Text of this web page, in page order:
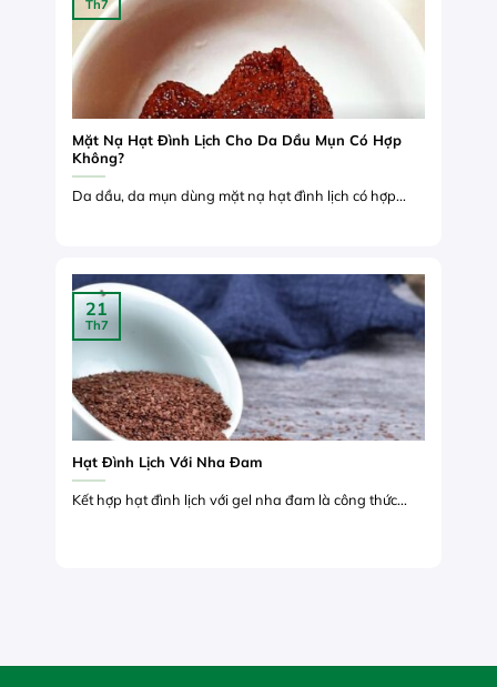
Mặt Nạ Hạt Đình Lịch Cho Da Dầu Mụn Có Hợp
Không?
Da dầu, da mụn dùng mặt nạ hạt đình lịch có hợp...
Th7
Hạt Đình Lịch Với Nha Đam
Kết hợp hạt đình lịch với gel nha đam là công thức...
21
Th7